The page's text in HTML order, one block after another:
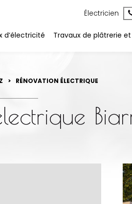
Électricien
d’électricité Travaux de plâtrerie et
RÉNOVATION ÉLECTRIQUE